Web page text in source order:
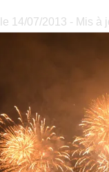
14/07/2013 - Mis à